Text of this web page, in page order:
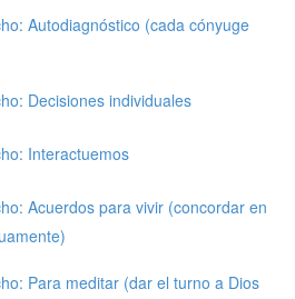
Autodiagnóstico (cada cónyuge
Decisiones individuales
Interactuemos
Acuerdos para vivir (concordar en
Para meditar (dar el turno a Dios